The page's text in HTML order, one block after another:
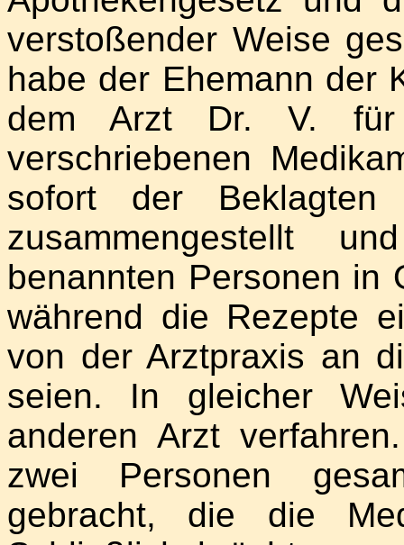
verstoßender Weise
habe der Ehemann der
dem Arzt Dr. V. für
verschriebenen
sofort der Beklagten
zusammengestellt
benannten Personen in
während die Rezepte
von der Arztpraxis an
seien. In gleicher
anderen Arzt
zwei Personen
gebracht, die die